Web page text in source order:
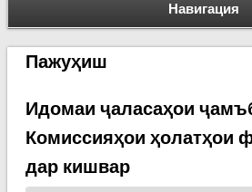
Навигация
Пажуҳиш
Идомаи ҷаласаҳои
Комиссияҳои ҳолатҳои
дар кишвар